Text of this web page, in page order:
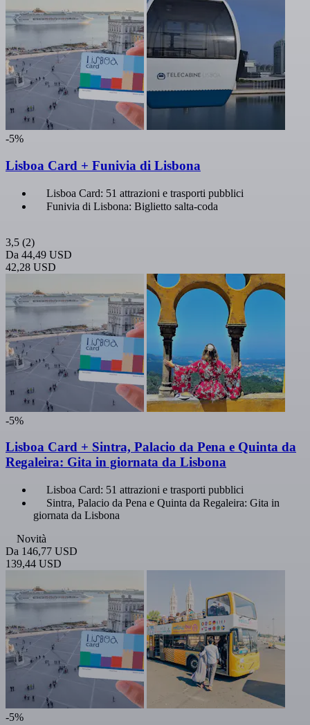
-5%
Lisboa Card + Funivia di Lisbona
Lisboa Card: 51 attrazioni e trasporti pubblici
Funivia di Lisbona: Biglietto salta-coda
3,5 (2)
Da 44,49 USD
42,28 USD
-5%
Lisboa Card + Sintra, Palacio da Pena e Quinta da
Regaleira: Gita in giornata da Lisbona
Lisboa Card: 51 attrazioni e trasporti pubblici
Sintra, Palacio da Pena e Quinta da Regaleira: Gita in
giornata da Lisbona
Novità
Da 146,77 USD
139,44 USD
-5%